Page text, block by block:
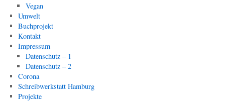
Vegan
Umwelt
Buchprojekt
Kontakt
Impressum
Datenschutz – 1
Datenschutz – 2
Corona
Schreibwerkstatt Hamburg
Projekte